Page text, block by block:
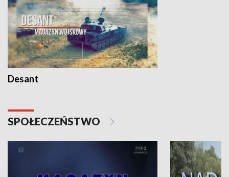
Desant
SPOŁECZEŃSTWO